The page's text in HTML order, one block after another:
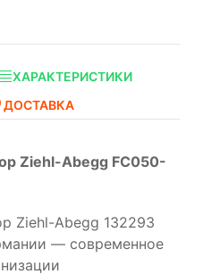
ХАРАКТЕРИСТИКИ
ДОСТАВКА
Ziehl-Abegg FC050-
Ziehl-Abegg 132293
— современное